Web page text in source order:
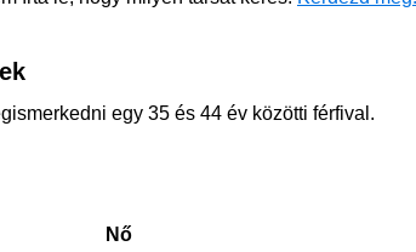
egy 35 és 44 év közötti férfival.
Nő